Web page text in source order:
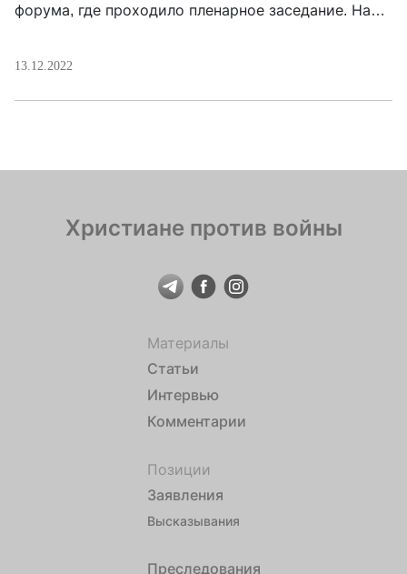
форума, где проходило пленарное заседание. На
Были и одиозные гости. «Мы в Донбассе твердо
13.12.2022
Христиане против войны
Материалы
Статьи
Интервью
Комментарии
Позиции
Заявления
Высказывания
Преследования